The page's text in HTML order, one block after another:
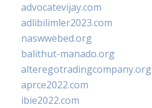
advocatevijay.com
adlibilimler2023.com
naswwebed.org
balithut-manado.org
alteregotradingcompany.org
aprce2022.com
ibie2022.com